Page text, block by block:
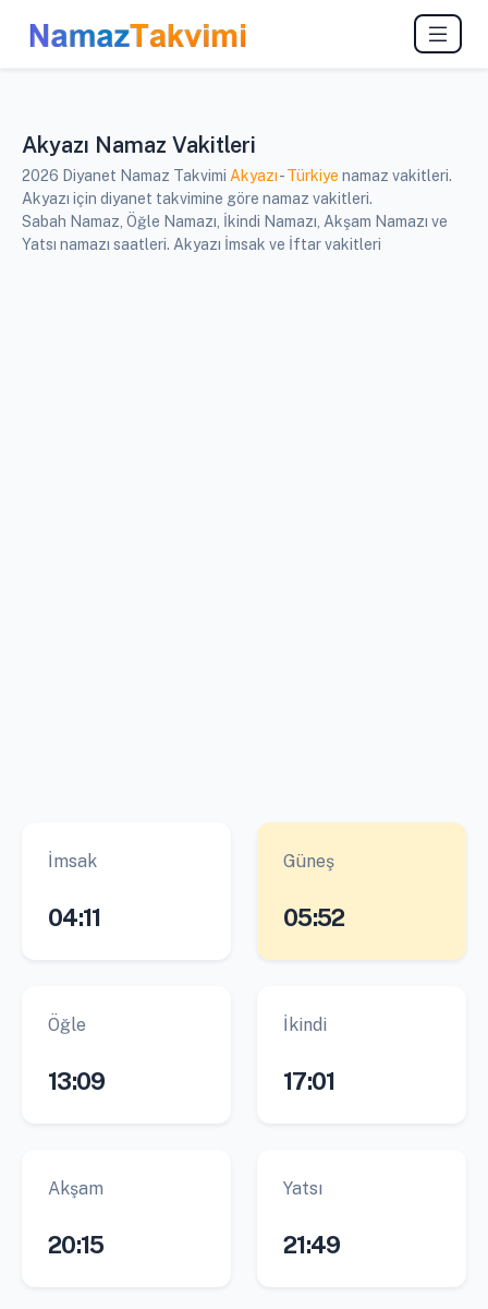
Akyazı Namaz Vakitleri
2026 Diyanet Namaz Takvimi Akyazı-Türkiye namaz vakitleri.
Akyazı için diyanet takvimine göre namaz vakitleri.
Sabah Namaz, Öğle Namazı, İkindi Namazı, Akşam Namazı ve
Yatsı namazı saatleri. Akyazı İmsak ve İftar vakitleri
İmsak
04:11
Güneş
05:52
Öğle
13:09
İkindi
17:01
Akşam
20:15
Yatsı
21:49